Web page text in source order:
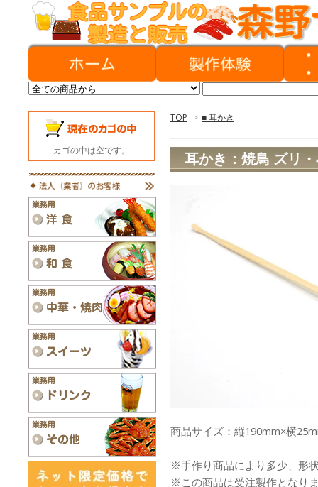
TOP > ■ 耳かき
耳かき：焼鳥 ズリ
商品サイズ：縦190mm×横
※手作り商品により多少、形
※この商品は受注製作となり
カゴの中は空です。